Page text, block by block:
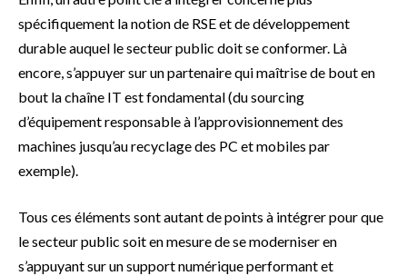
spécifiquement la notion de RSE et de développement
durable auquel le secteur public doit se conformer. Là
encore, s’appuyer sur un partenaire qui maîtrise de bout en
bout la chaîne IT est fondamental (du sourcing
d’équipement responsable à l’approvisionnement des
machines jusqu’au recyclage des PC et mobiles par
exemple).
Tous ces éléments sont autant de points à intégrer pour que
le secteur public soit en mesure de se moderniser en
s’appuyant sur un support numérique performant et